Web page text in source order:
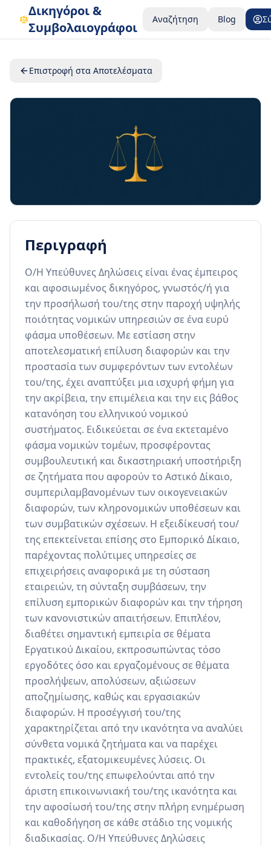
Δικηγόροι &
Συμβολαιογράφοι
Αναζήτηση Blog
Επιστροφή στα Αποτελέσματα
Περιγραφή
Ο/Η Υπεύθυνες Δηλώσεις είναι ένας έμπειρος
και αφοσιωμένος δικηγόρος, γνωστός/ή για
την προσήλωσή του/της στην παροχή υψηλής
ποιότητας νομικών υπηρεσιών σε ένα ευρύ
φάσμα υποθέσεων. Με εστίαση στην
αποτελεσματική επίλυση διαφορών και την
προστασία των συμφερόντων των εντολέων
του/της, έχει αναπτύξει μια ισχυρή φήμη για
την ακρίβεια, την επιμέλεια και την εις βάθος
κατανόηση του ελληνικού νομικού
συστήματος. Ειδικεύεται σε ένα εκτεταμένο
φάσμα νομικών τομέων, προσφέροντας
συμβουλευτική και δικαστηριακή υποστήριξη
σε ζητήματα που αφορούν το Αστικό Δίκαιο,
συμπεριλαμβανομένων των οικογενειακών
διαφορών, των κληρονομικών υποθέσεων και
των συμβατικών σχέσεων. Η εξειδίκευσή του/
της επεκτείνεται επίσης στο Εμπορικό Δίκαιο,
παρέχοντας πολύτιμες υπηρεσίες σε
επιχειρήσεις αναφορικά με τη σύσταση
εταιρειών, τη σύνταξη συμβάσεων, την
επίλυση εμπορικών διαφορών και την τήρηση
των κανονιστικών απαιτήσεων. Επιπλέον,
διαθέτει σημαντική εμπειρία σε θέματα
Εργατικού Δικαίου, εκπροσωπώντας τόσο
εργοδότες όσο και εργαζομένους σε θέματα
προσλήψεων, απολύσεων, αξιώσεων
αποζημίωσης, καθώς και εργασιακών
διαφορών. Η προσέγγισή του/της
χαρακτηρίζεται από την ικανότητα να αναλύει
σύνθετα νομικά ζητήματα και να παρέχει
πρακτικές, εξατομικευμένες λύσεις. Οι
εντολείς του/της επωφελούνται από την
άριστη επικοινωνιακή του/της ικανότητα και
την αφοσίωσή του/της στην πλήρη ενημέρωση
και καθοδήγηση σε κάθε στάδιο της νομικής
διαδικασίας. Ο/Η Υπεύθυνες Δηλώσεις